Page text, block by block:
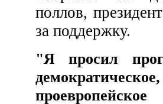
поллов,
за поддержку.
"Я просил
демократическое,
проевропейское